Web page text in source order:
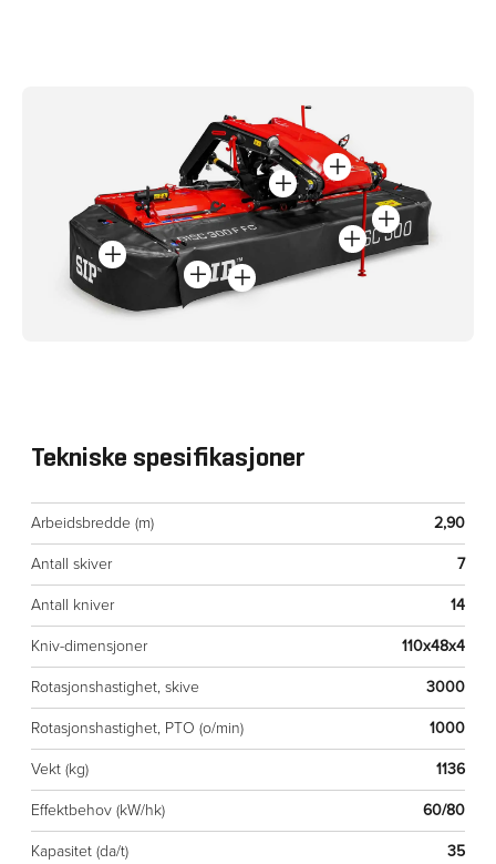
Tekniske spesifikasjoner
Arbeidsbredde (m)
2,90
Antall skiver
7
Antall kniver
14
Kniv-dimensjoner
110x48x4
Rotasjonshastighet, skive
3000
Rotasjonshastighet, PTO (o/min)
1000
Vekt (kg)
1136
Effektbehov (kW/hk)
60/80
Kapasitet (da/t)
35